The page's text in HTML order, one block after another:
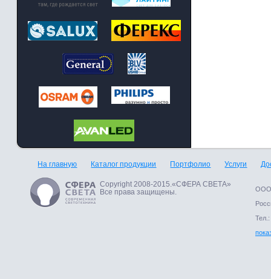
На главную Каталог продукции Портфолио Услуги
Copyright 2008-2015.«СФЕРА СВЕТА»
Все права защищены.
ООО